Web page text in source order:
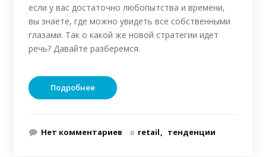
если у вас достаточно любопытства и времени,
вы знаете, где можно увидеть все собственными
глазами. Так о какой же новой стратегии идет
речь? Давайте разберемся.
Подробнее
Нет комментариев в retail тенденции